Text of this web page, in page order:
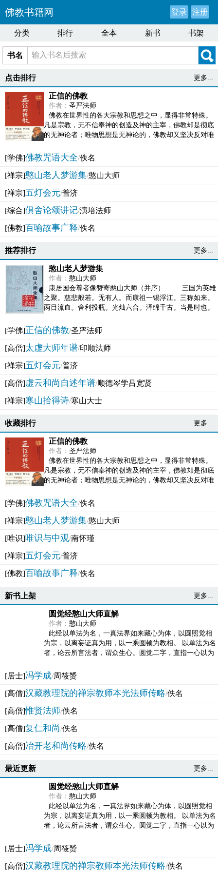
佛教书籍网 登录 注册
分类 排行 全本 新书 书架
书名
点击排行 更多...
正信的佛教
作者： 圣严法师
佛教在世界性的各大宗教和思想之中，显得非常特殊。
凡是宗教，无不信奉神的创造及神的主宰，佛教却是彻底
的无神论者；唯物思想是无神论的，佛教却又坚决反对唯
[学佛]佛教咒语大全/佚名
[禅宗]憨山老人梦游集/憨山大师
[禅宗]五灯会元/普济
[综合]俱舍论颂讲记/演培法师
[佛教]百喻故事广释/佚名
推荐排行 更多...
憨山老人梦游集
作者： 憨山大师
康居国会尊者像赞寄憨山大师（并序） 三国为英雄
之聚。慈悲般若。无有人。而康祖一锡浮江。三称如来。
两目流血。舍利投瓶。光灿六合。泽绵千古。当是时也。
[学佛]正信的佛教/圣严法师
[高僧]太虚大师年谱/印顺法师
[禅宗]五灯会元/普济
[高僧]虚云和尚自述年谱/顺德岑学吕宽贤
[禅宗]寒山拾得诗/寒山大士
收藏排行 更多...
正信的佛教
作者： 圣严法师
佛教在世界性的各大宗教和思想之中，显得非常特殊。
凡是宗教，无不信奉神的创造及神的主宰，佛教却是彻底
的无神论者；唯物思想是无神论的，佛教却又坚决反对唯
[学佛]佛教咒语大全/佚名
[禅宗]憨山老人梦游集/憨山大师
[唯识]唯识与中观/南怀瑾
[禅宗]五灯会元/普济
[佛教]百喻故事广释/佚名
新书上架 更多...
圆觉经憨山大师直解
作者： 憨山大师
此经以单法为名，一真法界如来藏心为体，以圆照觉相
为宗，以离妄证真为用，以一乘圆顿为教相。 以单法为名
者，论云所言法者，谓众生心。圆觉二字，直指一心以为
[居士]冯学成/周筱赟
[高僧]汉藏教理院的禅宗教师本光法师传略/佚名
[高僧]惟贤法师/佚名
[高僧]复仁和尚/佚名
[高僧]冶开老和尚传略/佚名
最近更新 更多...
圆觉经憨山大师直解
作者： 憨山大师
此经以单法为名，一真法界如来藏心为体，以圆照觉相
为宗，以离妄证真为用，以一乘圆顿为教相。 以单法为名
者，论云所言法者，谓众生心。圆觉二字，直指一心以为
[居士]冯学成/周筱赟
[高僧]汉藏教理院的禅宗教师本光法师传略/佚名